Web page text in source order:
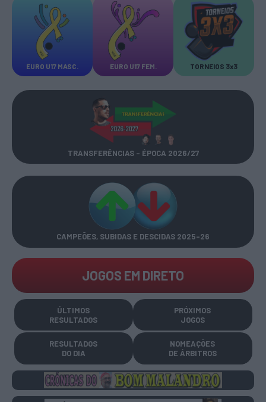
EURO U17 MASC. EURO U17 FEM. TORNEIOS 3x3
TRANSFERÊNCIAS - ÉPOCA 2026/27
CAMPEÕES, SUBIDAS E DESCIDAS 2025-26
JOGOS EM DIRETO
ÚLTIMOS
RESULTADOS
PRÓXIMOS
JOGOS
RESULTADOS
DO DIA
NOMEAÇÕES
DE ÁRBITROS